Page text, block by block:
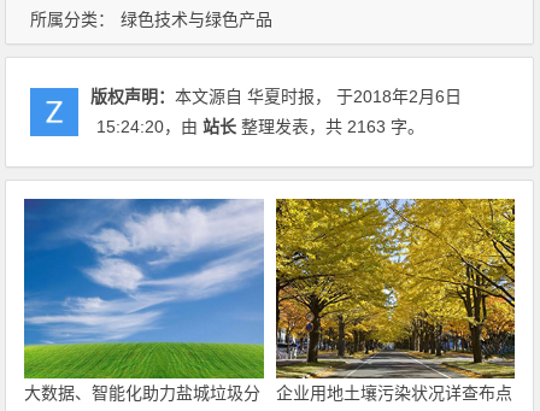
所属分类： 绿色技术与绿色产品
版权声明：本文源自 华夏时报， 于2018年2月6日
15:24:20，由站长 整理发表，共 2163 字。
大数据、智能化助力盐城垃圾分
企业用地土壤污染状况详查布点